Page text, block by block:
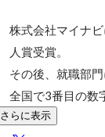
株式会社マイナ
人賞受賞。
その後、就職部
全国で3番目の数
さらに表示